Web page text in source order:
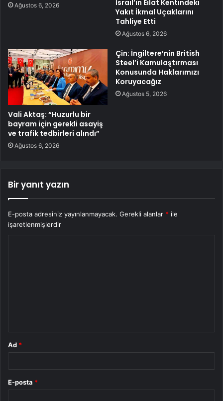
Ağustos 6, 2026
İsrail’in Eilat Kentindeki
Yakıt İkmal Uçaklarını
Tahliye Etti
Ağustos 6, 2026
Vali Aktaş: “Huzurlu bir
bayram için gerekli asayiş
ve trafik tedbirleri alındı”
Ağustos 6, 2026
Çin: İngiltere’nin British
Steel’i Kamulaştırması
Konusunda Haklarımızı
Koruyacağız
Ağustos 5, 2026
Bir yanıt yazın
E-posta adresiniz yayınlanmayacak. Gerekli alanlar * ile
işaretlenmişlerdir
Ad *
E-posta *